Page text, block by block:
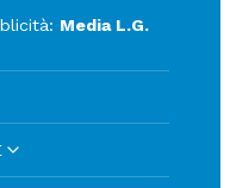
Media L.G.